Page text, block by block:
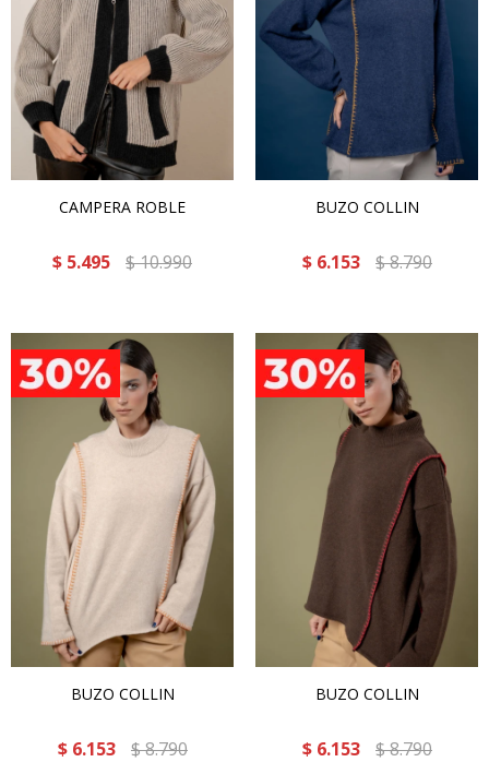
CAMPERA ROBLE
$ 5.495 $10.990
BUZO COLLIN
$ 6.153 $8.790
BUZO COLLIN
$ 6.153 $8.790
BUZO COLLIN
$ 6.153 $8.790